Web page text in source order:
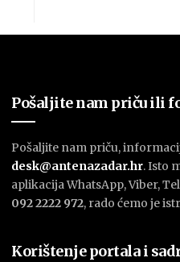
Pošaljite nam priču ili
Pošaljite nam priču,
desk@antenazadar.hr. Isto
aplikacija WhatsApp, Viber,
092 2222 972, rado ćemo je
Korištenje portala i